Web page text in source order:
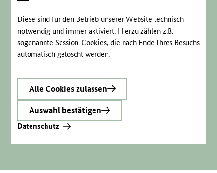
Diese sind für den Betrieb unserer Website technisch
notwendig und immer aktiviert. Hierzu zählen z.B.
sogenannte Session-Cookies, die nach Ende Ihres Besuchs
automatisch gelöscht werden.
Alle Cookies zulassen
Auswahl bestätigen
Datenschutz